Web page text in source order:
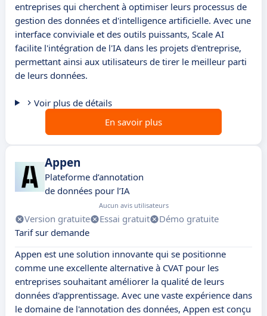
entreprises qui cherchent à optimiser leurs processus de
gestion des données et d'intelligence artificielle. Avec une
interface conviviale et des outils puissants, Scale AI
facilite l'intégration de l'IA dans les projets d'entreprise,
permettant ainsi aux utilisateurs de tirer le meilleur parti
de leurs données.
Voir plus de détails
En savoir plus
Appen
Plateforme d’annotation
de données pour l’IA
Aucun avis utilisateurs
Version gratuite Essai gratuit
Démo gratuite
Tarif sur demande
Appen est une solution innovante qui se positionne
comme une excellente alternative à CVAT pour les
entreprises souhaitant améliorer la qualité de leurs
données d'apprentissage. Avec une vaste expérience dans
le domaine de l'annotation des données, Appen est conçu